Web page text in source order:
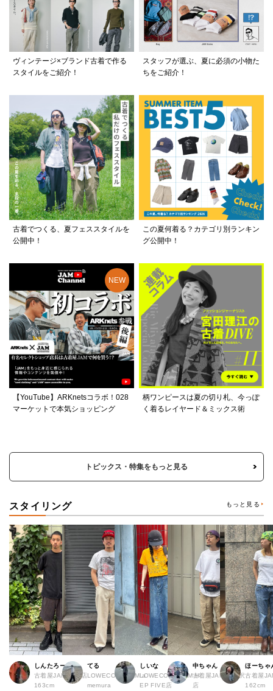
ヴィンテージ×ブランド古着で作る
スタイルをご紹介！
スタッフが選ぶ、夏に必須の小物た
ちをご紹介！
古着でつくる、夏フェススタイルを
公開中！
この夏何着る？カテゴリ別ランキン
グ公開中！
【YouTube】ARKnetsコラボ！028
マーケットで本気ショッピング
柄ワンピースは夏の切り札、今っぽ
く着るレイヤード＆ミックス術
トピックス・特集をもっと見る
スタイリング もっと見る
しんたろー
古着屋JAM 仙台店
163cm
てる
LOWECO by JAM a
memura
しいな
LOWECO by JAM H
EP FIVE店
中ちゃん
古着屋JAM 下北沢
店
ほーちゃ
古着屋
162cm